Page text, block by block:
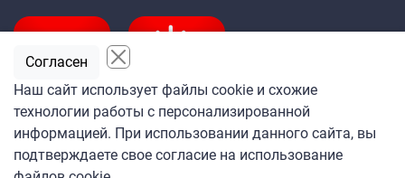
Подпишитесь
на ежедневную рассылку
«Кабельщика»
Наш сайт использует файлы cookie и схожие
технологии работы с персонализированной
информацией. При использовании данного сайта, вы
подтверждаете свое согласие на использование
Согласен